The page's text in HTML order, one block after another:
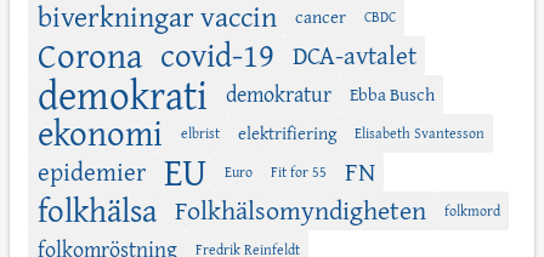
biverkningar vaccin cancer CBDC
Corona covid-19 DCA-avtalet
demokrati demokratur Ebba Busch
ekonomi elbrist elektrifiering Elisabeth Svantesson
epidemier EU Euro Fit for 55 FN
folkhälsa Folkhälsomyndigheten folkmord
folkomröstning Fredrik Reinfeldt